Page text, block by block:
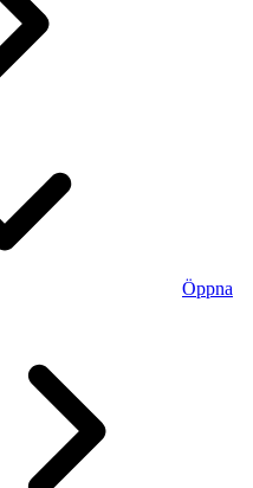
Öppna